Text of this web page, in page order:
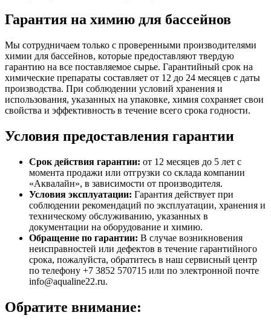
Гарантия на химию для бассейнов
Мы сотрудничаем только с проверенными производителями
химии для бассейнов, которые предоставляют твердую
гарантию на все поставляемое сырье. Гарантийный срок на
химические препараты составляет от 12 до 24 месяцев с даты
производства. При соблюдении условий хранения и
использования, указанных на упаковке, химия сохраняет свои
свойства и эффективность в течение всего срока годности.
Условия предоставления гарантии
Срок действия гарантии: от 12 месяцев до 5 лет с
момента продажи или отгрузки со склада компании
«Аквалайн», в зависимости от производителя.
Условия эксплуатации: Гарантия действует при
соблюдении рекомендаций по эксплуатации, хранения и
техническому обслуживанию, указанных в
документации на оборудование и химию.
Обращение по гарантии: В случае возникновения
неисправностей или дефектов в течение гарантийного
срока, пожалуйста, обратитесь в наш сервисный центр
по телефону +7 3852 570715 или по электронной почте
info@aqualine22.ru.
Обратите внимание: